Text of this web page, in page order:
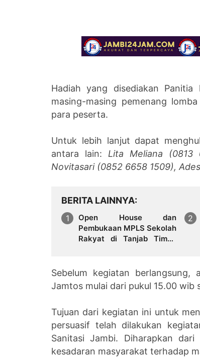
Hadiah yang disediakan
masing-masing pemenang
para peserta.
Untuk lebih lanjut dapat
antara lain: Lita Meliana (0813
Novitasari (0852 6658 1509),
BERITA LAINNYA
Open House dan
Pembukaan MPLS Sekolah
Rakyat di Tanjab Timur,
Komunitas
Sebelum kegiatan
Jamtos mulai dari pukul 15.00 wib
Tujuan dari kegiatan ini untuk
persuasif telah dilakukan
Sanitasi Jambi. Diharapkan
kesadaran masyarakat terhadap